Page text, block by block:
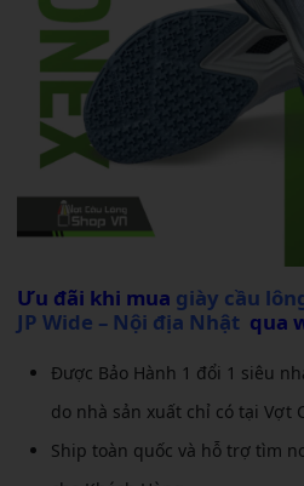
Ưu đãi khi mua giày cầu
JP Wide – Nội địa Nhật qua
Được Bảo Hành 1 đổi 1 siêu
do nhà sản xuất chỉ có tại Vợt
Ship toàn quốc và hỗ trợ tìm